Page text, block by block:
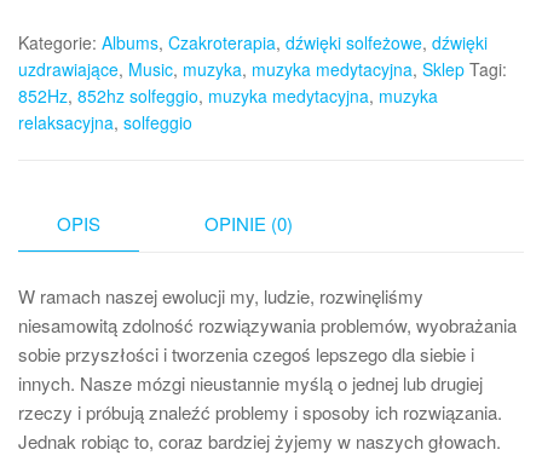
Kategorie: Albums, Czakroterapia, dźwięki solfeżowe, dźwięki
uzdrawiające, Music, muzyka, muzyka medytacyjna, Sklep Tagi:
852Hz, 852hz solfeggio, muzyka medytacyjna, muzyka
relaksacyjna, solfeggio
OPIS OPINIE (0)
W ramach naszej ewolucji my, ludzie, rozwinęliśmy
niesamowitą zdolność rozwiązywania problemów, wyobrażania
sobie przyszłości i tworzenia czegoś lepszego dla siebie i
innych. Nasze mózgi nieustannie myślą o jednej lub drugiej
rzeczy i próbują znaleźć problemy i sposoby ich rozwiązania.
Jednak robiąc to, coraz bardziej żyjemy w naszych głowach.